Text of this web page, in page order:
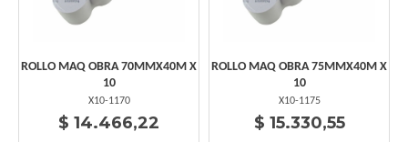
ROLLO MAQ OBRA 70MMX40M X
10
X10-1170
$ 14.466,22
ROLLO MAQ OBRA 75MMX40M X
10
X10-1175
$ 15.330,55